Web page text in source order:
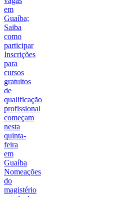
em
Guaíba;
Saiba
como
participar
Inscrições
para
cursos
gratuitos
de
qualificação
profissional
começam
nesta
quinta-
feira
em
Guaíba
Nomeações
do
magistério